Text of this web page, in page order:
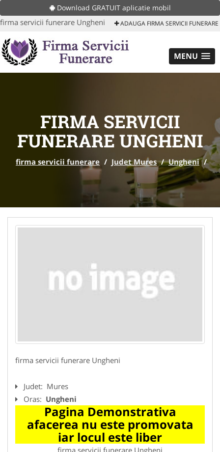
Download GRATUIT aplicatie mobil
firma servicii funerare Ungheni ADAUGA FIRMA SERVICII FUNERARE
MENU
FIRMA SERVICII
FUNERARE UNGHENI
firma servicii funerare / Judet Mures / Ungheni /
firma servicii funerare Ungheni
Judet: Mures
Oras: Ungheni
Pagina Demonstrativa
afacerea nu este promovata
iar locul este liber
firma servicii funerare Ungheni